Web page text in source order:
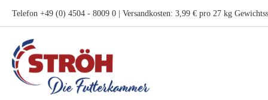
Telefon +49 (0) 4504 - 8009 0 | Versandkosten: 3,99 € pro 27 kg
Zum
Inhalt
springen